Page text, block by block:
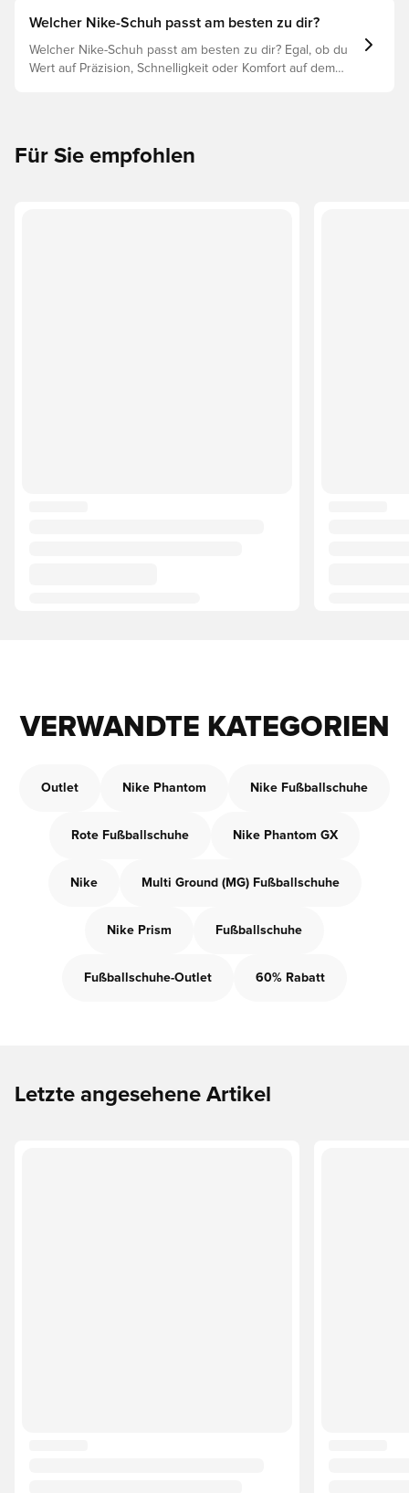
Langlebigkeit des Schuhs. Lies weiter, um
verschiedenen Untergründe sind.
Welcher Nike-Schuh passt am besten zu dir?
Welcher Nike-Schuh passt am besten zu dir? Egal, ob du
Wert auf Präzision, Schnelligkeit oder Komfort auf dem
Für Sie empfohlen
VERWANDTE KATEGORIEN
Outlet Nike Phantom Nike Fußballschuhe
Rote Fußballschuhe Nike Phantom GX
Nike Multi Ground (MG) Fußballschuhe
Nike Prism Fußballschuhe
Fußballschuhe-Outlet 60% Rabatt
Letzte angesehene Artikel